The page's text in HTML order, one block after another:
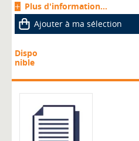
Plus d'information...
Ajouter à ma sélection
Dispo
nible